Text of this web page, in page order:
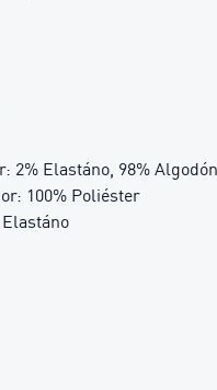
Elastáno, 98% Algodón
100% Poliéster